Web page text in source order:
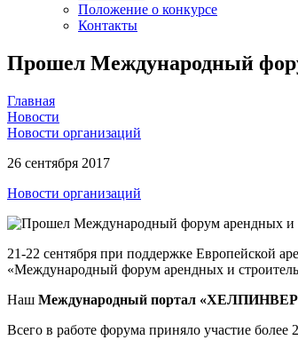
Положение о конкурсе
Контакты
Прошел Международный
Главная
Новости
Новости организаций
26 сентября 2017
Новости организаций
21-22 сентября при поддержке Европейской
«Международный форум арендных и
Наш Международный портал «ХЕЛПИНВЕР
Всего в работе форума приняло участие